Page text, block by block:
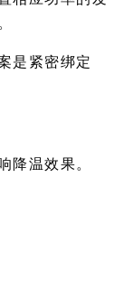
是紧密绑定
降温效果。